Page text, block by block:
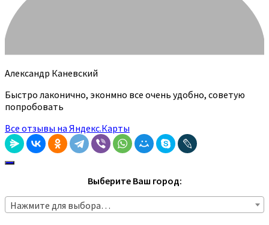
Александр Каневский
Быстро лаконично, эконмно все очень удобно, советую
попробовать
Все отзывы на Яндекс.Карты
Выберите Ваш город:
Нажмите для выбора…